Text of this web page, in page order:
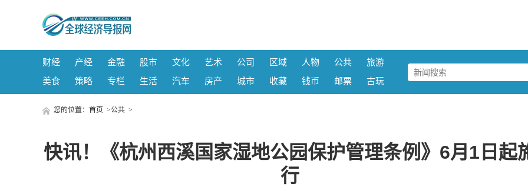
财经 产经 金融 股市 文化 艺术 公司 区域 人物 公共
旅游
美食
策略 专栏 生活 汽车 房产 城市 收藏 钱币 邮票 古玩
您的位置： 首页 >公共 >
快讯！《杭州西溪国家湿地公园保护管理条例》6月1日起
行